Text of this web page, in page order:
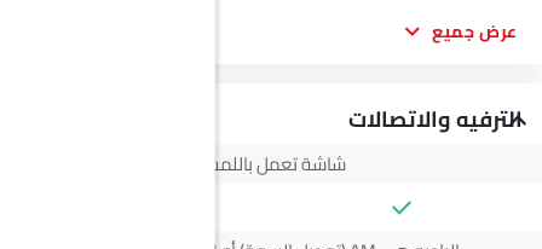
عرض جميع
الترفيه والاتصالات
شاشة تعمل باللمس